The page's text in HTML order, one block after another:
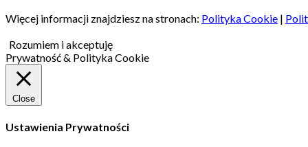
Więcej informacji znajdziesz na stronach: Polityka Cookie |
Rozumiem i akceptuję
Prywatność & Polityka Cookie
Close
Ustawienia Prywatności